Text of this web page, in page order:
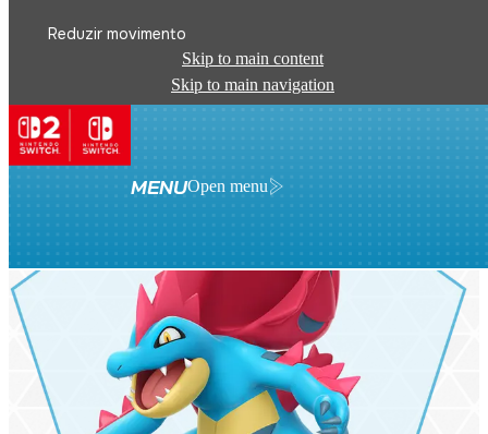
Reduzir movimento
Skip to main content
Skip to main navigation
MENUOpen menu